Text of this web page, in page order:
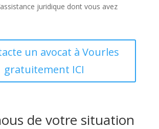
juridique dont vous avez
un avocat à Vourles
gratuitement ICI
de votre situation